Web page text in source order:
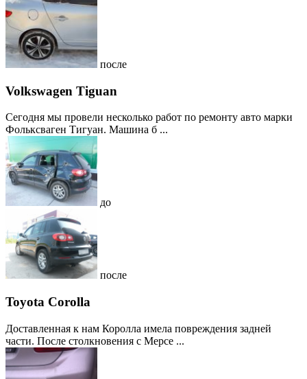
после
Volkswagen Tiguan
Сегодня мы провели несколько работ по ремонту авто марки
Фольксваген Тигуан. Машина б ...
до
после
Toyota Corolla
Доставленная к нам Королла имела повреждения задней
части. После столкновения с Мерсе ...